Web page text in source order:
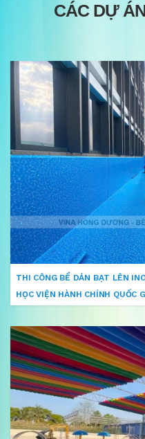
CÁC DỰ
THI CÔNG BỂ DÁN BẠT LÊN
HỌC VIỆN HÀNH CHÍNH QUỐC